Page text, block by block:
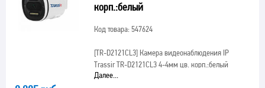
корп.:белый
Код товара: 547624
[TR-D2121CL3]Камера видеонаблюдения IP
Trassir TR-D2121CL3 4-4мм цв. корп.:белый
Далее...